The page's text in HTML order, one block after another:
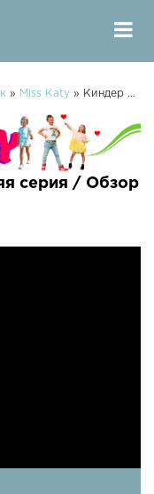
» Miss Katy » Киндер сюрприз Новогодняя серия / Обзор игрушек
серия / Обзор